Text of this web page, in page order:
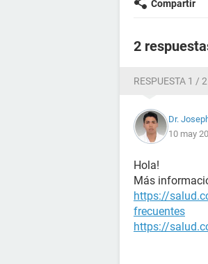
Compartir
2
RESPUESTA 1 / 2
Dr.
10 may
Hola!
Más
https://
frecuentes
https://